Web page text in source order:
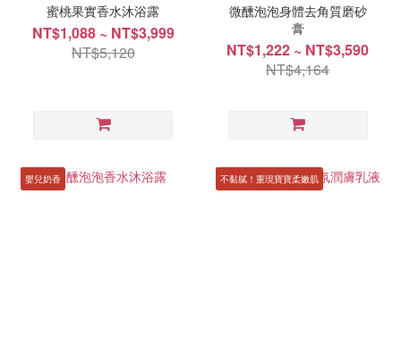
蜜桃果實香水沐浴露
NT$1,088 ~ NT$3,999
NT$5,120
微醺泡泡身體去角質磨砂
膏
NT$1,222 ~ NT$3,590
NT$4,164
嬰兒奶香 不黏膩！重現寶寶柔嫩肌